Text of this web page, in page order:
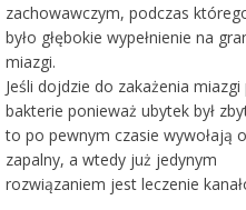
zachowawczym, podczas
było głębokie wypełnienie na
miazgi.
Jeśli dojdzie do zakażenia miazgi
bakterie ponieważ ubytek był
to po pewnym czasie wywołają
zapalny, a wtedy już jedynym
rozwiązaniem jest leczenie